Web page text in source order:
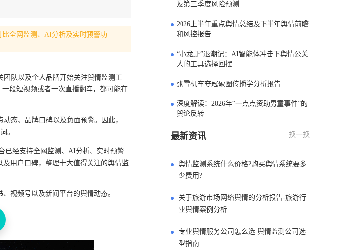
比全网监测、AI分析及实时预警功
队以及个人品牌开始关注舆情监测工
段短视频或者一次直播翻车，都可能在
态、品牌口碑以及负面预警。因此，
。
已经支持全网监测、AI分析、实时预警
及用户口碑，整理十大值得关注的舆情监
视频号以及新闻平台的舆情动态。
及第三季度风险预测
2026上半年重点舆情总结及下半年舆情前瞻
和风控报告
“小龙虾”退潮记：AI智能体冲击下舆情公关
人的工具选择回摆
张雪机车夺冠破圈传播学分析报告
深度解读：2026年“一点点资助男童事件”的
舆论反转
最新资讯 换一换
舆情监测系统什么价格?购买舆情系统要多
少费用?
关于旅游市场网络舆情的分析报告-旅游行
业舆情案例分析
专业舆情服务公司怎么选 舆情监测公司选
型指南